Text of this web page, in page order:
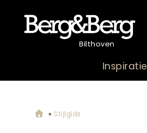
Bilthoven
Inspiratie
» Stijlgids